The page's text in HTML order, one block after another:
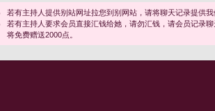
若有主持人提供别站网址拉您到别网站，请将聊天记录提供
若有主持人要求会员直接汇钱给她，请勿汇钱，请会员记录
将免费赠送2000点。